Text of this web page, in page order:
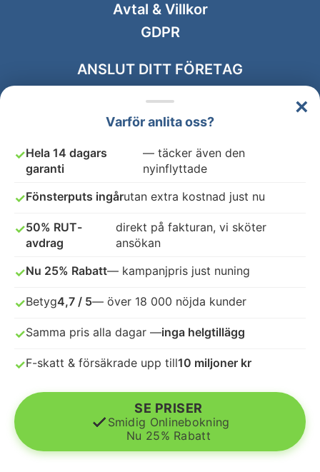
Avtal & Villkor
GDPR
ANSLUT DITT FÖRETAG
© 2026 Flyttstädning Partner Sverige AB.
Alla rättigheter förbehållna.
×
Varför anlita oss?
✓Hela 14 dagars
garanti
— täcker även den
nyinflyttade
✓Fönsterputs ingårutan extra kostnad just nu
✓50% RUT-
avdrag
direkt på fakturan, vi sköter
ansökan
✓Nu 25% Rabatt— kampanjpris just nuning
✓Betyg4,7 / 5— över 18 000 nöjda kunder
✓Samma pris alla dagar —inga helgtillägg
✓F-skatt & försäkrade upp till10 miljoner kr
SE PRISER
Smidig Onlinebokning
Nu 25% Rabatt